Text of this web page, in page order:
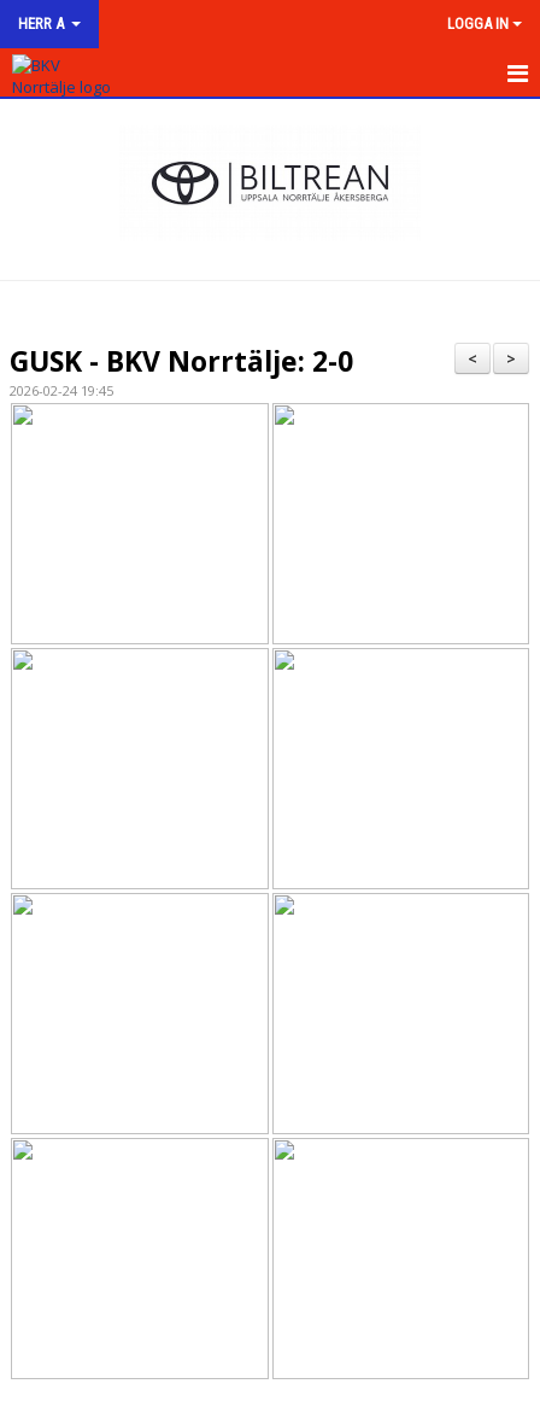
HERR A LOGGA IN
BILDGALLERI
>
<
GUSK - BKV Norrtälje: 2-0
2026-02-24 19:45